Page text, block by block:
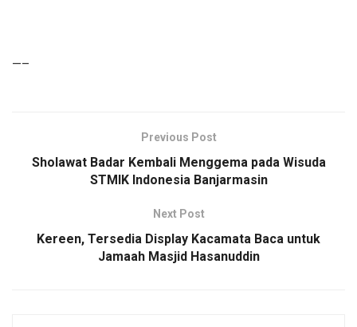
—–
Previous Post
Sholawat Badar Kembali Menggema pada Wisuda
STMIK Indonesia Banjarmasin
Next Post
Kereen, Tersedia Display Kacamata Baca untuk
Jamaah Masjid Hasanuddin